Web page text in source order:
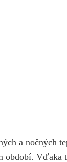
a nočných
období.